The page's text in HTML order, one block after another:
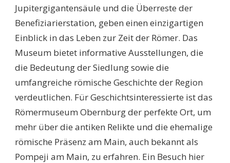
Jupitergigantensäule und die Überreste der
Benefiziarierstation, geben einen einzigartigen
Einblick in das Leben zur Zeit der Römer. Das
Museum bietet informative Ausstellungen, die
die Bedeutung der Siedlung sowie die
umfangreiche römische Geschichte der Region
verdeutlichen. Für Geschichtsinteressierte ist das
Römermuseum Obernburg der perfekte Ort, um
mehr über die antiken Relikte und die ehemalige
römische Präsenz am Main, auch bekannt als
Pompeji am Main, zu erfahren. Ein Besuch hier